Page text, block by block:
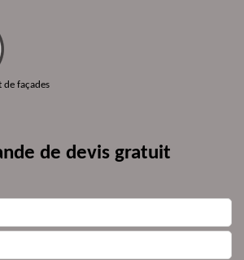
de façades
de devis gratuit